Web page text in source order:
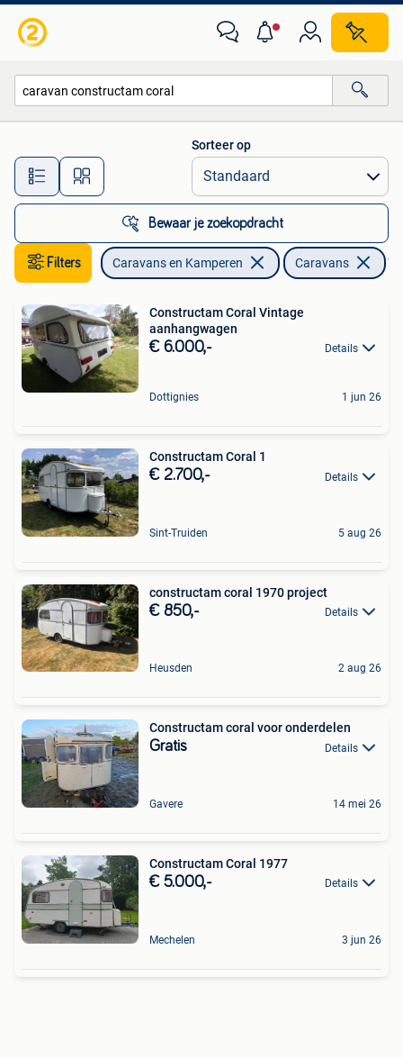
Alle afstanden…
Sorteer op
Bewaar je zoekopdracht
Filters Caravans en Kamperen Caravans
Constructam Coral Vintage
aanhangwagen
€ 6.000,- Details
Dottignies 1 jun 26
Constructam Coral 1
€ 2.700,- Details
Sint-Truiden 5 aug 26
constructam coral 1970 project
€ 850,- Details
Heusden 2 aug 26
Constructam coral voor onderdelen
Gratis Details
Gavere 14 mei 26
Constructam Coral 1977
€ 5.000,- Details
Mechelen 3 jun 26